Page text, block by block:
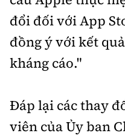
đổi đối với App
đồng ý với kết
kháng cáo."
Đáp lại các thay
viên của Ủy ban